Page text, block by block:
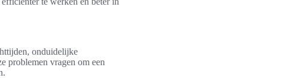
onduidelijke
problemen vragen om een